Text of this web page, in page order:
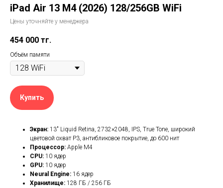
iPad Air 13 M4 (2026) 128/256GB WiFi
Цены уточняйте у менеджера
454 000 тг.
Объём памяти
Купить
Экран: 13″ Liquid Retina, 2732×2048, IPS, True Tone, широкий
цветовой охват P3, антибликовое покрытие, до 600 нит
Процессор: Apple M4
CPU: 10 ядер
GPU: 10 ядер
Neural Engine: 16 ядер
Хранилище: 128 ГБ / 256 ГБ